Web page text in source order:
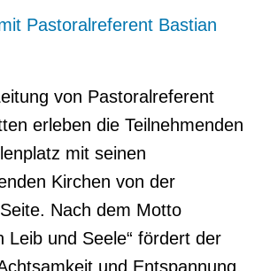
Pastoralreferent Bastian
von Pastoralreferent
erleben die Teilnehmenden
mit seinen
Kirchen von der
Nach dem Motto
Leib und Seele“ fördert der
und Entspannung.